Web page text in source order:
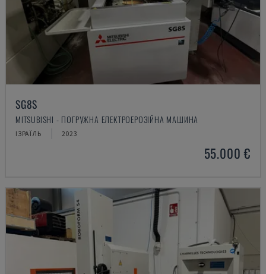
SG8S
MITSUBISHI - ПОГРУЖНА ЕЛЕКТРОЕРОЗІЙНА МАШИНА
ІЗРАЇЛЬ 2023
55.000 €